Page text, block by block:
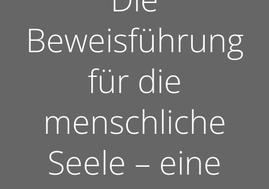
Beweisführung
für die
menschliche
Seele – eine